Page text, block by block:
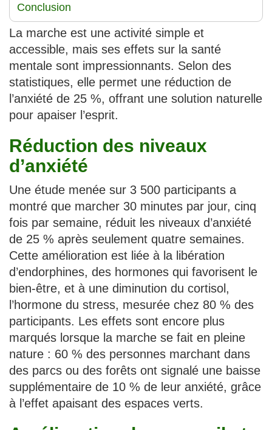
Conclusion
La marche est une activité simple et
accessible, mais ses effets sur la santé
mentale sont impressionnants. Selon des
statistiques, elle permet une réduction de
l’anxiété de 25 %, offrant une solution naturelle
pour apaiser l’esprit.
Réduction des niveaux
d’anxiété
Une étude menée sur 3 500 participants a
montré que marcher 30 minutes par jour, cinq
fois par semaine, réduit les niveaux d’anxiété
de 25 % après seulement quatre semaines.
Cette amélioration est liée à la libération
d’endorphines, des hormones qui favorisent le
bien-être, et à une diminution du cortisol,
l’hormone du stress, mesurée chez 80 % des
participants. Les effets sont encore plus
marqués lorsque la marche se fait en pleine
nature : 60 % des personnes marchant dans
des parcs ou des forêts ont signalé une baisse
supplémentaire de 10 % de leur anxiété, grâce
à l’effet apaisant des espaces verts.